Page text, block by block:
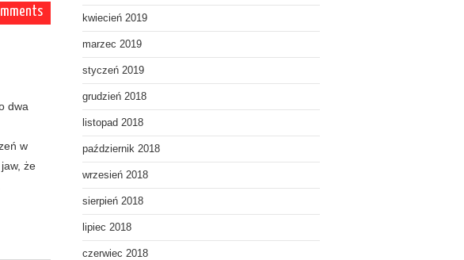
dwa
w
że
kwiecień 2019
marzec 2019
styczeń 2019
grudzień 2018
listopad 2018
październik 2018
wrzesień 2018
sierpień 2018
lipiec 2018
czerwiec 2018